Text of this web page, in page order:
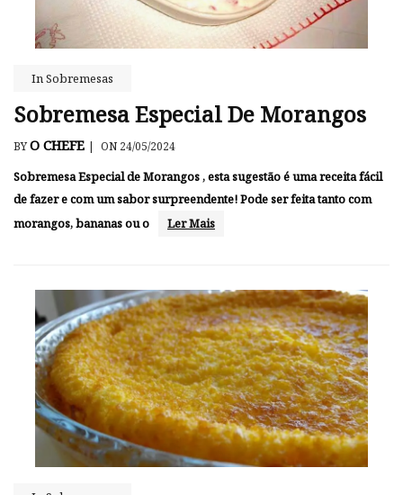
InSobremesas
Sobremesa Especial De Morangos
BYO CHEFE | ON 24/05/2024
Sobremesa Especial de Morangos , esta sugestão é uma receita fácil
de fazer e com um sabor surpreendente! Pode ser feita tanto com
morangos, bananas ou o
Ler Mais